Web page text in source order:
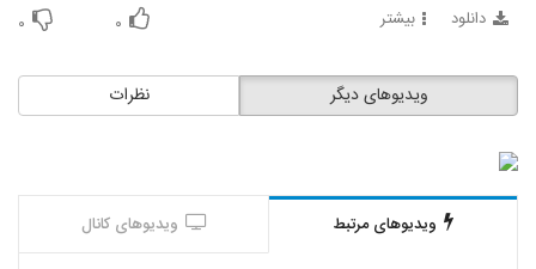
دانلود بیشتر ۰ ۰
نظرات ویدیوهای دیگر
ویدیوهای مرتبط ویدیوهای کانال